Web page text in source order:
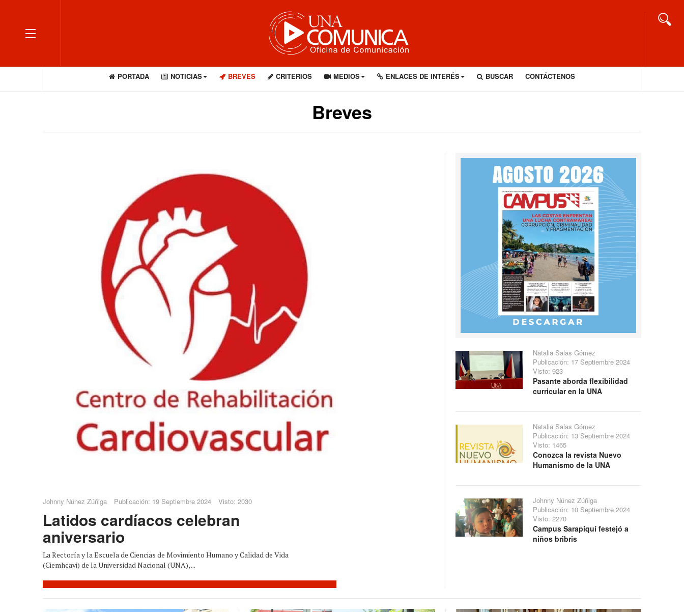
OFF CANVAS
PORTADA NOTICIAS BREVES CRITERIOS MEDIOS ENLACES DE INTERÉS BUSCAR CONTÁCTENOS
Breves
Johnny Núnez Zúñiga Publicación: 19 Septiembre 2024 Visto: 2030
Latidos cardíacos celebran
aniversario
La Rectoría y la Escuela de Ciencias de Movimiento Humano y Calidad de Vida
(Ciemhcavi) de la Universidad Nacional (UNA), ...
Natalia Salas Gómez
Publicación: 17 Septiembre 2024
Visto: 923
Pasante aborda flexibilidad
curricular en la UNA
Natalia Salas Gómez
Publicación: 13 Septiembre 2024
Visto: 1465
Conozca la revista Nuevo
Humanismo de la UNA
Johnny Núnez Zúñiga
Publicación: 10 Septiembre 2024
Visto: 2270
Campus Sarapiquí festejó a
niños bribris